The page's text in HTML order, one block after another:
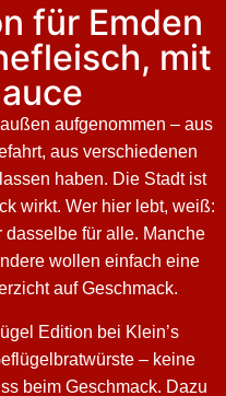
für Emden
mit
aufgenommen – aus
aus verschiedenen
haben. Die Stadt ist
wirkt. Wer hier lebt, weiß:
dasselbe für alle. Manche
wollen einfach eine
auf Geschmack.
Edition bei Klein’s
– keine
beim Geschmack. Dazu